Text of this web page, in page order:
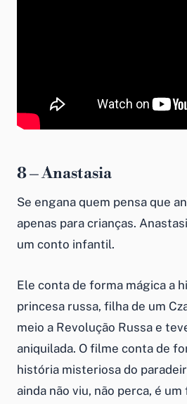
8 – Anastasia
Se engana quem pensa que
apenas para crianças.
um conto infantil.
Ele conta de forma mágica a
princesa russa, filha de um
meio a Revolução Russa e
aniquilada. O filme conta de
história misteriosa do
ainda não viu, não perca, é